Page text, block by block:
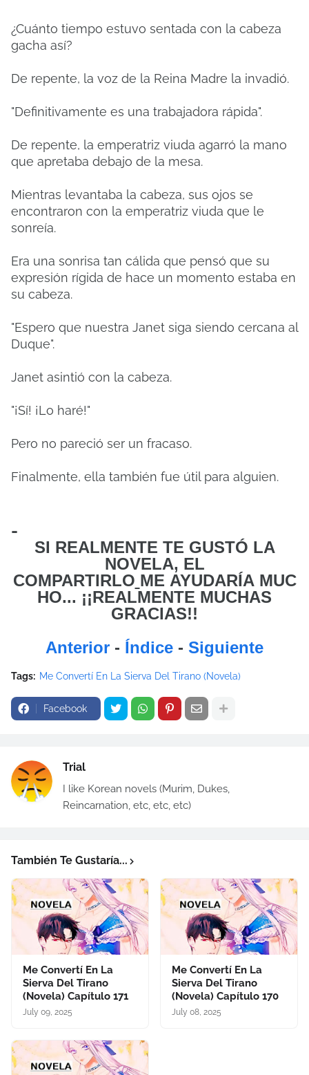
¿Cuánto tiempo estuvo sentada con la cabeza
gacha así?
De repente, la voz de la Reina Madre la invadió.
"Definitivamente es una trabajadora rápida".
De repente, la emperatriz viuda agarró la mano
que apretaba debajo de la mesa.
Mientras levantaba la cabeza, sus ojos se
encontraron con la emperatriz viuda que le
sonreía.
Era una sonrisa tan cálida que pensó que su
expresión rígida de hace un momento estaba en
su cabeza.
"Espero que nuestra Janet siga siendo cercana al
Duque".
Janet asintió con la cabeza.
"¡Sí! ¡Lo haré!"
Pero no pareció ser un fracaso.
Finalmente, ella también fue útil para alguien.
-
SI REALMENTE TE GUSTÓ LA
NOVELA, EL
COMPARTIRLO ME AYUDARÍA MUC
HO... ¡¡REALMENTE MUCHAS
GRACIAS!!
Anterior - Índice - Siguiente
Tags: Me Convertí En La Sierva Del Tirano (Novela)
Facebook
Trial
I like Korean novels (Murim, Dukes,
Reincarnation, etc, etc, etc)
También Te Gustaría...
Me Convertí En La
Sierva Del Tirano
(Novela) Capítulo 171
July 09, 2025
Me Convertí En La
Sierva Del Tirano
(Novela) Capítulo 170
July 08, 2025